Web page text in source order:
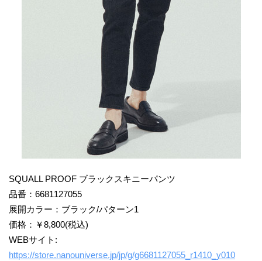
SQUALL PROOF ブラックスキニーパンツ
品番：6681127055
展開カラー：ブラック/パターン1
価格：￥8,800(税込)
WEBサイト:
https://store.nanouniverse.jp/jp/g/g6681127055_r1410_y010